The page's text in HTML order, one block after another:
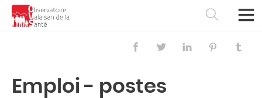
Emploi - postes